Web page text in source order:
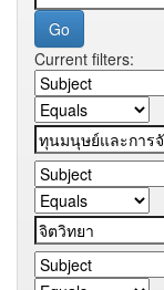
Current filters: